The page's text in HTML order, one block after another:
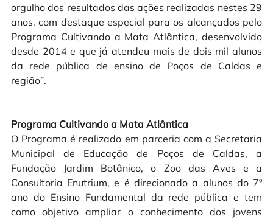
orgulho dos resultados das ações realizadas nestes 29
anos, com destaque especial para os alcançados pelo
Programa Cultivando a Mata Atlântica, desenvolvido
desde 2014 e que já atendeu mais de dois mil alunos
da rede pública de ensino de Poços de Caldas e
região”.
Programa Cultivando a Mata Atlântica
O Programa é realizado em parceria com a Secretaria
Municipal de Educação de Poços de Caldas, a
Fundação Jardim Botânico, o Zoo das Aves e a
Consultoria Enutrium, e é direcionado a alunos do 7º
ano do Ensino Fundamental da rede pública e tem
como objetivo ampliar o conhecimento dos jovens